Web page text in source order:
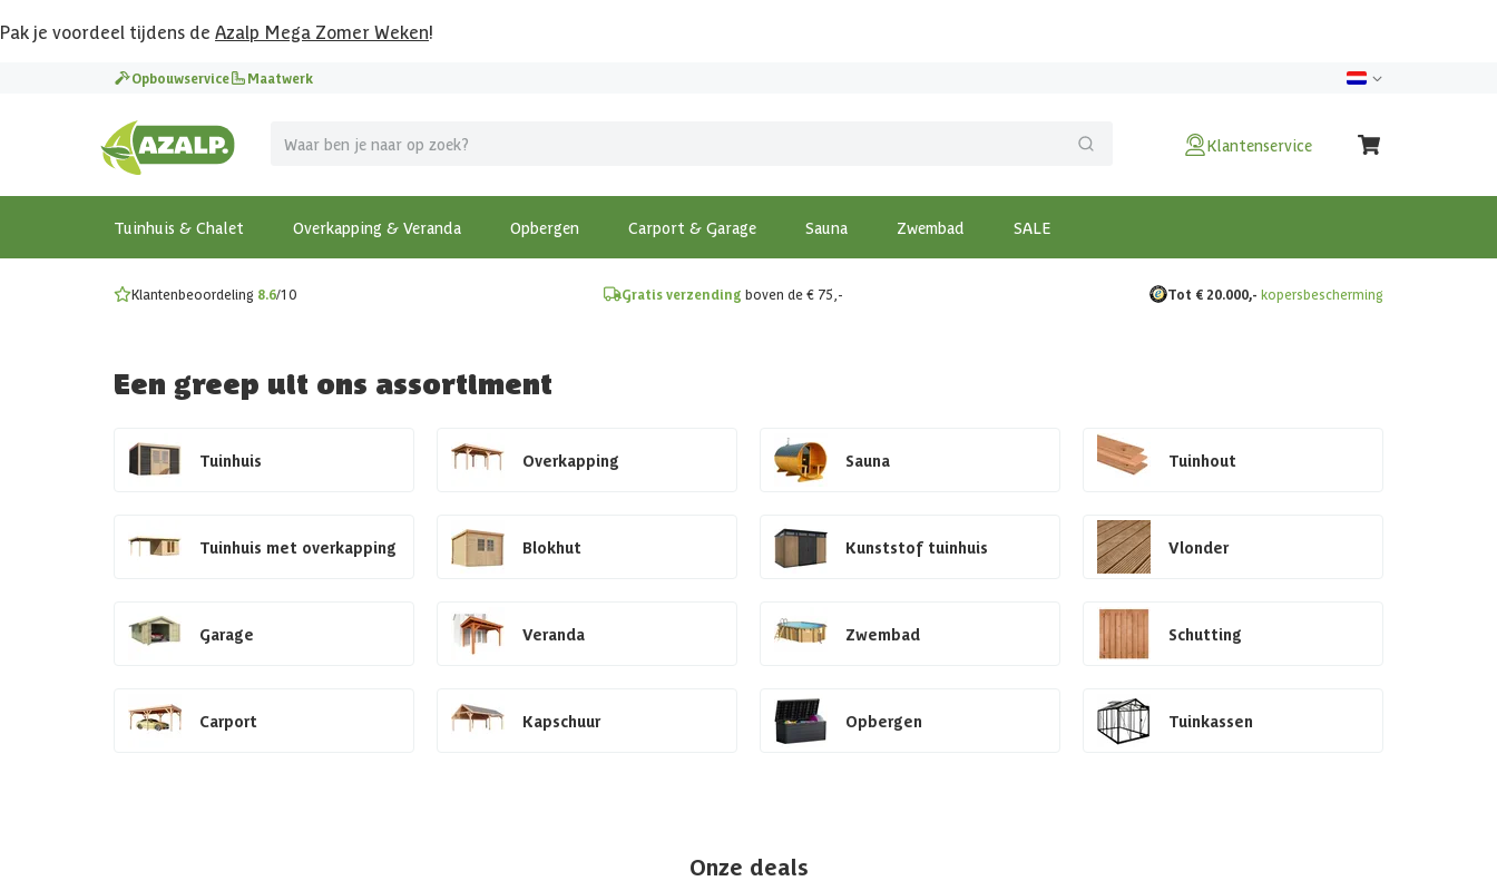
Pak je voordeel tijdens de Azalp Mega Zomer Weken!
Opbouwservice Maatwerk
Klantenservice
Tuinhuis & Chalet Overkapping & Veranda Opbergen Carport & Garage Sauna Zwembad SALE
Vier vakantie in je tuin
MEGA zomer kortingen op overkappingen en tuinhuizen!
Bekijk de actiemodellen
Gratis wandplankset
Ontdek onze metalen overkappingen
Klantenbeoordeling 8.6/10 Gratis verzending boven de € 75,- Tot € 20.000,- kopersbescherming
Een greep uit ons assortiment
Tuinhuis Overkapping Sauna Tuinhout
Tuinhuis met overkapping Blokhut Kunststof tuinhuis Vlonder
Garage Veranda Zwembad Schutting
Carport Kapschuur Opbergen Tuinkassen
Onze deals